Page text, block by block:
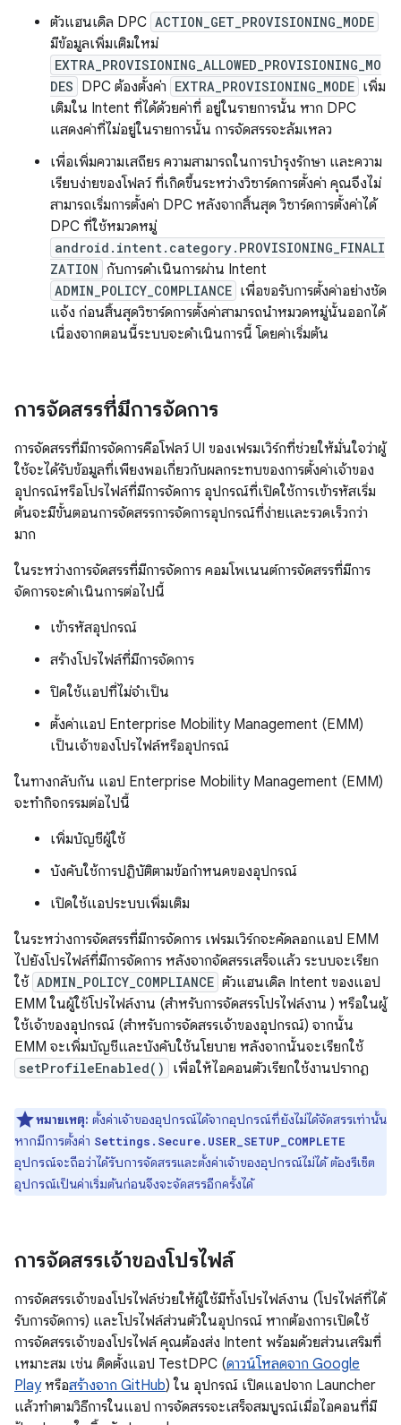
ตัวแฮนเดิล DPC ACTION_GET_PROVISIONING_MODE
มีข้อมูลเพิ่มเติมใหม่
EXTRA_PROVISIONING_ALLOWED_PROVISIONING_MO
DES DPC ต้องตั้งค่า EXTRA_PROVISIONING_MODE เพิ่ม
เติมใน Intent ที่ได้ด้วยค่าที่ อยู่ในรายการนั้น หาก DPC
แสดงค่าที่ไม่อยู่ในรายการนั้น การจัดสรรจะล้มเหลว
เพื่อเพิ่มความเสถียร ความสามารถในการบำรุงรักษา และความ
เรียบง่ายของโฟลว์ ที่เกิดขึ้นระหว่างวิซาร์ดการตั้งค่า คุณจึงไม่
สามารถเริ่มการตั้งค่า DPC หลังจากสิ้นสุด วิซาร์ดการตั้งค่าได้
DPC ที่ใช้หมวดหมู่
android.intent.category.PROVISIONING_FINALI
ZATION กับการดำเนินการผ่าน Intent
ADMIN_POLICY_COMPLIANCE เพื่อขอรับการตั้งค่าอย่างชัด
แจ้ง ก่อนสิ้นสุดวิซาร์ดการตั้งค่าสามารถนำหมวดหมู่นั้นออกได้
เนื่องจากตอนนี้ระบบจะดำเนินการนี้ โดยค่าเริ่มต้น
การจัดสรรที่มีการจัดการ
การจัดสรรที่มีการจัดการคือโฟลว์ UI ของเฟรมเวิร์กที่ช่วยให้มั่นใจว่าผู้
ใช้จะได้รับข้อมูลที่เพียงพอเกี่ยวกับผลกระทบของการตั้งค่าเจ้าของ
อุปกรณ์หรือโปรไฟล์ที่มีการจัดการ อุปกรณ์ที่เปิดใช้การเข้ารหัสเริ่ม
ต้นจะมีขั้นตอนการจัดสรรการจัดการอุปกรณ์ที่ง่ายและรวดเร็วกว่า
มาก
ในระหว่างการจัดสรรที่มีการจัดการ คอมโพเนนต์การจัดสรรที่มีการ
จัดการจะดำเนินการต่อไปนี้
เข้ารหัสอุปกรณ์
สร้างโปรไฟล์ที่มีการจัดการ
ปิดใช้แอปที่ไม่จำเป็น
ตั้งค่าแอป Enterprise Mobility Management (EMM)
เป็นเจ้าของโปรไฟล์หรืออุปกรณ์
ในทางกลับกัน แอป Enterprise Mobility Management (EMM)
จะทำกิจกรรมต่อไปนี้
เพิ่มบัญชีผู้ใช้
บังคับใช้การปฏิบัติตามข้อกำหนดของอุปกรณ์
เปิดใช้แอประบบเพิ่มเติม
ในระหว่างการจัดสรรที่มีการจัดการ เฟรมเวิร์กจะคัดลอกแอป EMM
ไปยังโปรไฟล์ที่มีการจัดการ หลังจากจัดสรรเสร็จแล้ว ระบบจะเรียก
ใช้ ADMIN_POLICY_COMPLIANCE ตัวแฮนเดิล Intent ของแอป
EMM ในผู้ใช้โปรไฟล์งาน (สำหรับการจัดสรรโปรไฟล์งาน ) หรือในผู้
ใช้เจ้าของอุปกรณ์ (สำหรับการจัดสรรเจ้าของอุปกรณ์) จากนั้น
EMM จะเพิ่มบัญชีและบังคับใช้นโยบาย หลังจากนั้นจะเรียกใช้
setProfileEnabled() เพื่อให้ไอคอนตัวเรียกใช้งานปรากฏ
หมายเหตุ: ตั้งค่าเจ้าของอุปกรณ์ได้จากอุปกรณ์ที่ยังไม่ได้จัดสรรเท่านั้น
หากมีการตั้งค่า Settings.Secure.USER_SETUP_COMPLETE
อุปกรณ์จะถือว่าได้รับการจัดสรรและตั้งค่าเจ้าของอุปกรณ์ไม่ได้ ต้องรีเซ็ต
อุปกรณ์เป็นค่าเริ่มต้นก่อนจึงจะจัดสรรอีกครั้งได้
การจัดสรรเจ้าของโปรไฟล์
การจัดสรรเจ้าของโปรไฟล์ช่วยให้ผู้ใช้มีทั้งโปรไฟล์งาน (โปรไฟล์ที่ได้
รับการจัดการ) และโปรไฟล์ส่วนตัวในอุปกรณ์ หากต้องการเปิดใช้
การจัดสรรเจ้าของโปรไฟล์ คุณต้องส่ง Intent พร้อมด้วยส่วนเสริมที่
เหมาะสม เช่น ติดตั้งแอป TestDPC (ดาวน์โหลดจาก Google
Playหรือสร้างจาก GitHub) ใน อุปกรณ์ เปิดแอปจาก Launcher
แล้วทำตามวิธีการในแอป การจัดสรรจะเสร็จสมบูรณ์เมื่อไอคอนที่มี